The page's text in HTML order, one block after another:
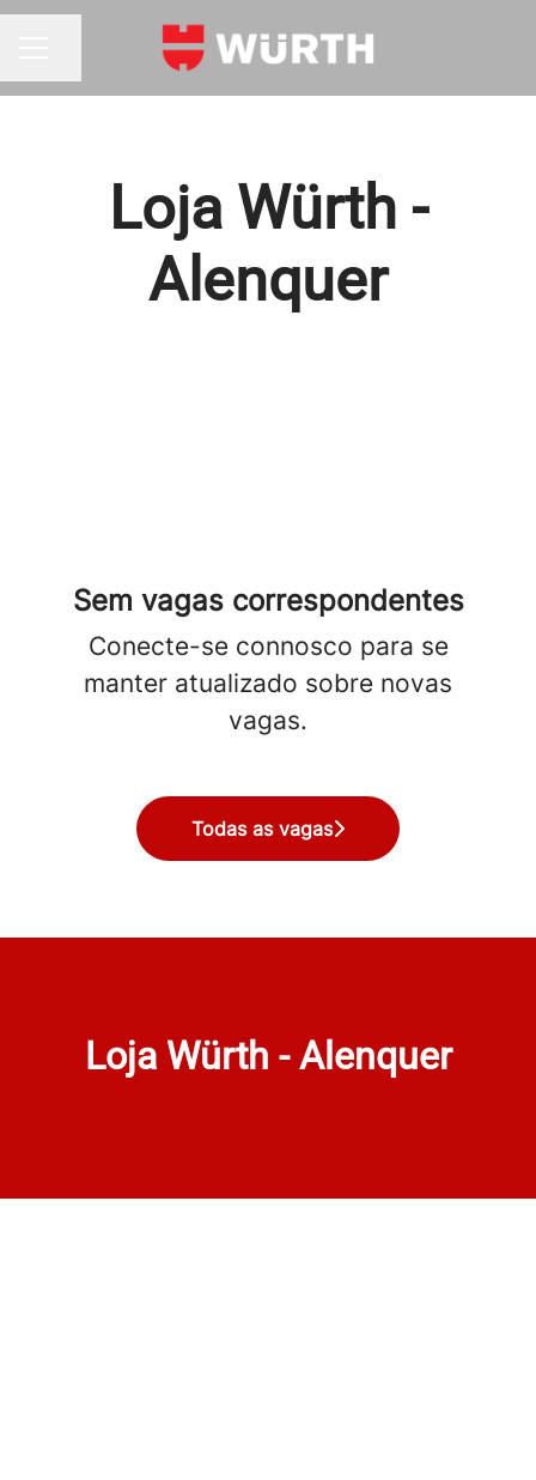
MENU DE CARREIRAS
Partilhar página
Loja Würth -
Alenquer
Sem vagas correspondentes
Conecte-se connosco para se
manter atualizado sobre novas
vagas.
Todas as vagas
Loja Würth - Alenquer